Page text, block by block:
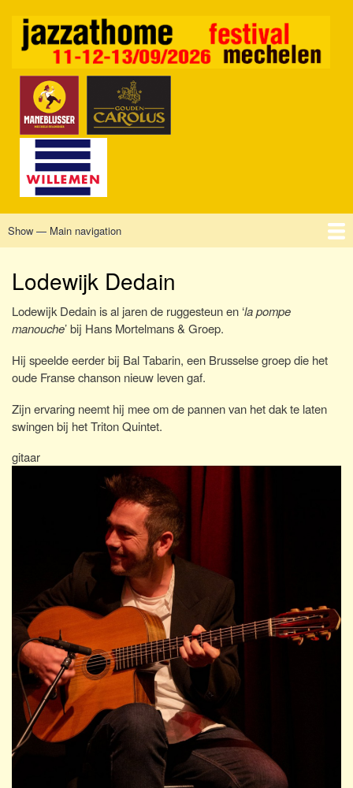
content
Main
Show — Main navigation
Lodewijk Dedain
Lodewijk Dedain is al jaren de ruggesteun en ‘la pompe
manouche’ bij Hans Mortelmans & Groep.
Hij speelde eerder bij Bal Tabarin, een Brusselse groep die het
oude Franse chanson nieuw leven gaf.
Zijn ervaring neemt hij mee om de pannen van het dak te laten
swingen bij het Triton Quintet.
gitaar